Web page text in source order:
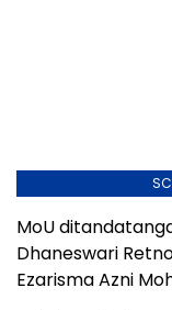
MoU
Dhaneswari
Ezarisma Azni